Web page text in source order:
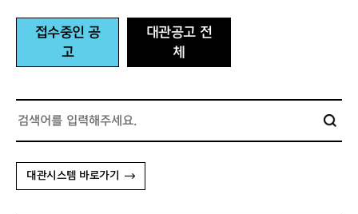
접수중인 공
고
대관공고 전
체
대관시스템 바로가기